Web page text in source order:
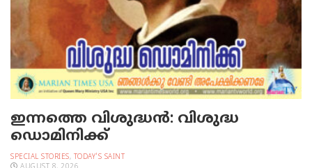
ഇന്നത്തെ വിശുദ്ധന്‍: വിശുദ്ധ
ഡൊമിനിക്ക്
SPECIAL STORIES, TODAY'S SAINT